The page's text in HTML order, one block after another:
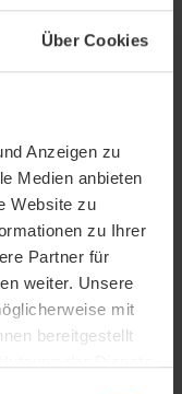
Über Cookies
Anzeigen zu
Medien anbieten
Website zu
zu Ihrer
Partner für
weiter. Unsere
mit
bereitgestellt